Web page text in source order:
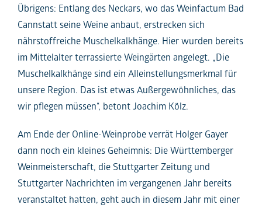
Übrigens: Entlang des Neckars, wo das Weinfactum Bad
Cannstatt seine Weine anbaut, erstrecken sich
nährstoffreiche Muschelkalkhänge. Hier wurden bereits
im Mittelalter terrassierte Weingärten angelegt. „Die
Muschelkalkhänge sind ein Alleinstellungsmerkmal für
unsere Region. Das ist etwas Außergewöhnliches, das
wir pflegen müssen“, betont Joachim Kölz.
Am Ende der Online-Weinprobe verrät Holger Gayer
dann noch ein kleines Geheimnis: Die Württemberger
Weinmeisterschaft, die Stuttgarter Zeitung und
Stuttgarter Nachrichten im vergangenen Jahr bereits
veranstaltet hatten, geht auch in diesem Jahr mit einer